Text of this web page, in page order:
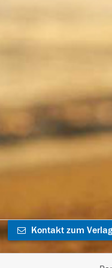
Kontakt zum